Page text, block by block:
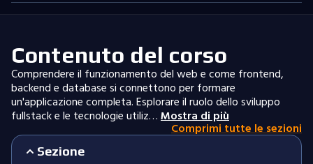
Contenuto del corso
Comprendere il funzionamento del web e come frontend,
backend e database si connettono per formare
un'applicazione completa. Esplorare il ruolo dello sviluppo
fullstack e le tecnologie utiliz…Mostra di più
Comprimi tutte le sezioni
Sezione